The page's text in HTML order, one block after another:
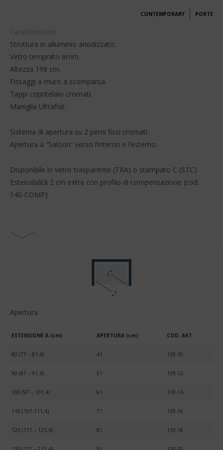
PORTE
CONTEMPORARY
Caratteristiche
Struttura in alluminio anodizzato.
Vetro temprato 6mm.
Altezza 198 cm.
Fissaggi a muro a scomparsa.
Tappi copritelaio cromati.
Maniglia Ultraflat.
Sistema di apertura su 2 perni fissi cromati.
Apertura a “Saloon” verso l’interno e l’esterno.
Disponibile in vetro trasparente (TRA) o stampato C (STC).
Estensibilità 2 cm extra con profilo di compensazione (cod.
140-COMP).
Apertura
ESTENSIONE A (cm) APERTURA (cm) COD. ART.
80 (77 – 81,4) 41 139-10
90 (87 – 91,4) 51 139-12
100 (97 – 101,4) 61 139-14
110 (107-111,4) 71 139-16
120 (117 – 121,4) 81 139-18